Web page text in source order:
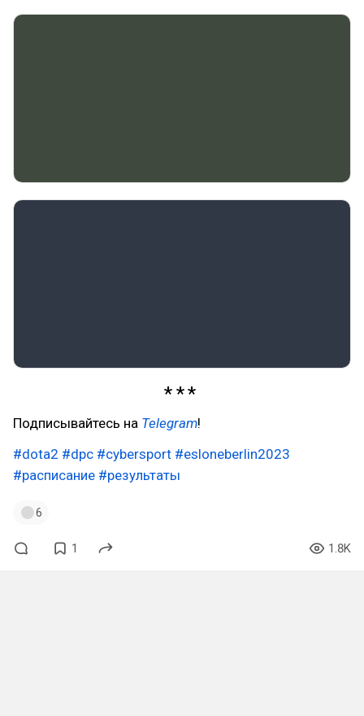
Подписывайтесь на Telegram!
#dota2 #dpc #cybersport #esloneberlin2023
#расписание #результаты
6
1 1.8K